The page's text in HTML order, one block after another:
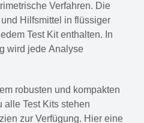
Verfahren. Die
Hilfsmittel in flüssiger
Test Kit enthalten. In
wird jede Analyse
robusten und kompakten
alle Test Kits stehen
zur Verfügung. Hier eine